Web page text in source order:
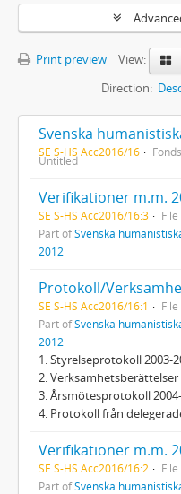
Print preview
View:
Direction:
SE S-HS Acc2016/16 Fonds
Untitled
Verifikationer m.m.
SE S-HS Acc2016/16:3 File
Part ofSvenska
2012
Protokoll/
SE S-HS Acc2016/16:1 File
Part ofSvenska
2012
1. Styrelseprotokoll 2003-
2. Verksamhetsberättelser
3. Årsmötesprotokoll
4. Protokoll från
Verifikationer m.m.
SE S-HS Acc2016/16:2 File
Part ofSvenska